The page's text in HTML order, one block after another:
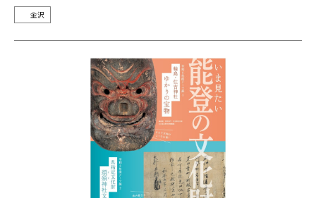
金沢